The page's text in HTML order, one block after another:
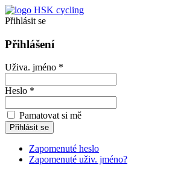
Přihlásit se
Přihlášení
Uživa. jméno *
Heslo *
Pamatovat si mě
Zapomenuté heslo
Zapomenuté uživ. jméno?